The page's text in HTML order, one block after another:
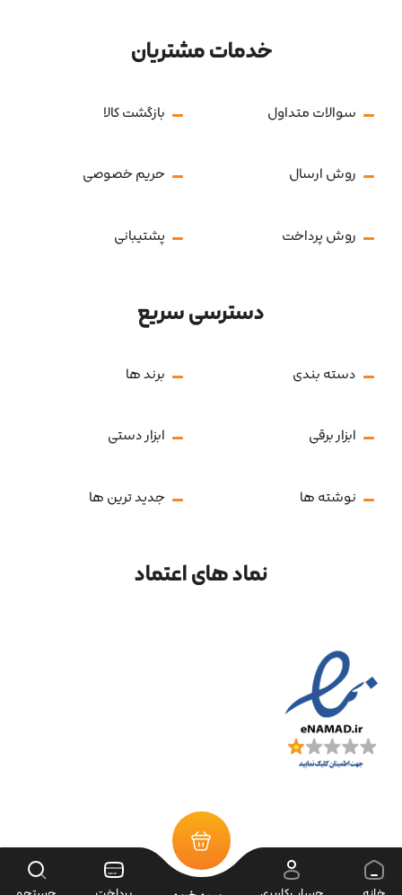
خدمات مشتریان
سوالات متداول بازگشت کالا
روش ارسال حریم خصوصی
روش پرداخت پشتیبانی
دسترسی سریع
دسته بندی برند ها
ابزار برقی ابزار دستی
نوشته ها جدید ترین ها
نماد های اعتماد
تمامی حقوق سایت متعلق به فروشگاه سرای ابزار می‌باشد.